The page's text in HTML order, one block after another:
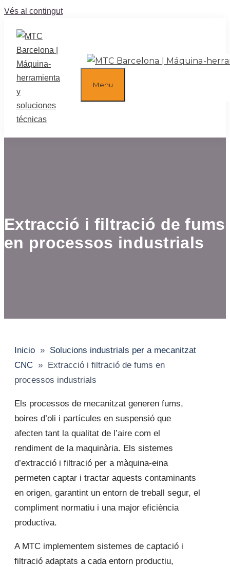
Vés al contingut
Menu
Extracció i filtració de fums
en processos industrials
Inicio » Solucions industrials per a mecanitzat
CNC »
Extracció i filtració de fums en
processos industrials
Els processos de mecanitzat generen fums,
boires d’oli i partícules en suspensió que
afecten tant la qualitat de l’aire com el
rendiment de la maquinària. Els sistemes
d’extracció i filtració per a màquina-eina
permeten captar i tractar aquests contaminants
en origen, garantint un entorn de treball segur, el
compliment normatiu i una major eficiència
productiva.
A MTC implementem sistemes de captació i
filtració adaptats a cada entorn productiu,